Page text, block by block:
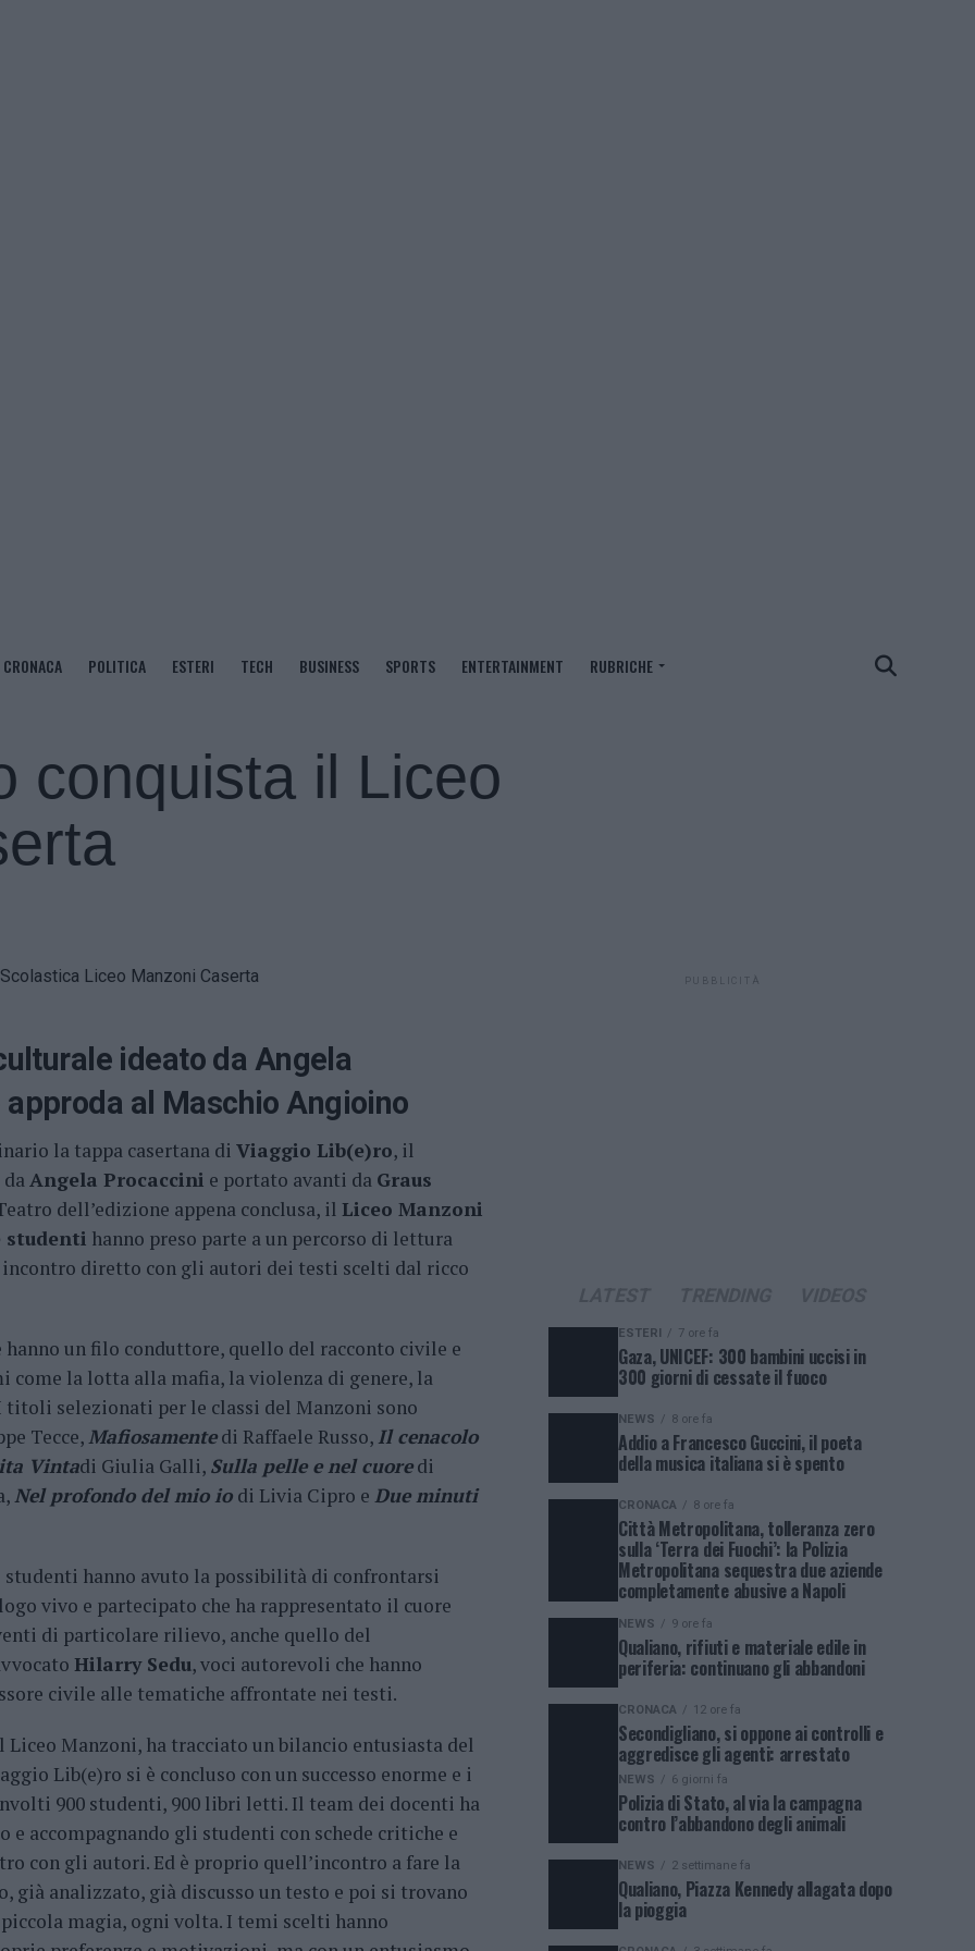
CRONACA POLITICA ESTERI TECH BUSINESS SPORTS ENTERTAINMENT RUBRICHE
conquista il Liceo
ideato da Angela
al Maschio Angioino
la tappa casertana di Viaggio Lib(e)ro, il
Angela Procaccini e portato avanti da Graus
dell’edizione appena conclusa, il Liceo Manzoni
studenti hanno preso parte a un percorso di lettura
diretto con gli autori dei testi scelti dal ricco
un filo conduttore, quello del racconto civile e
come la lotta alla mafia, la violenza di genere, la
selezionati per le classi del Manzoni sono
Tecce,Mafiosamentedi Raffaele Russo, Il cenacolo
Vintadi Giulia Galli, Sulla pelle e nel cuoredi
Nel profondo del mio io di Livia Cipro e Due minuti
hanno avuto la possibilità di confrontarsi
vivo e partecipato che ha rappresentato il cuore
di particolare rilievo, anche quello del
Hilarry Sedu, voci autorevoli che hanno
civile alle tematiche affrontate nei testi.
Liceo Manzoni, ha tracciato un bilancio entusiasta del
Lib(e)ro si è concluso con un successo enorme e i
900 studenti, 900 libri letti. Il team dei docenti ha
e accompagnando gli studenti con schede critiche e
con gli autori. Ed è proprio quell’incontro a fare la
già analizzato, già discusso un testo e poi si trovano
magia, ogni volta. I temi scelti hanno
PUBBLICITÀ
ESTERI 7 ore fa
Gaza, UNICEF: 300 bambini uccisi in
300 giorni di cessate il fuoco
NEWS 8 ore fa
Addio a Francesco Guccini, il poeta
della musica italiana si è spento
CRONACA 8 ore fa
Città Metropolitana, tolleranza zero
sulla ‘Terra dei Fuochi’: la Polizia
Metropolitana sequestra due aziende
completamente abusive a Napoli
NEWS 9 ore fa
Qualiano, rifiuti e materiale edile in
periferia: continuano gli abbandoni
CRONACA 12 ore fa
Secondigliano, si oppone ai controlli e
aggredisce gli agenti: arrestato
NEWS 6 giorni fa
Polizia di Stato, al via la campagna
contro l’abbandono degli animali
NEWS 2 settimane fa
Qualiano, Piazza Kennedy allagata dopo
la pioggia